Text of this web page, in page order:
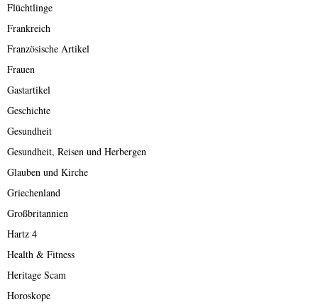
Flüchtlinge
Frankreich
Französische Artikel
Frauen
Gastartikel
Geschichte
Gesundheit
Gesundheit, Reisen und Herbergen
Glauben und Kirche
Griechenland
Großbritannien
Hartz 4
Health & Fitness
Heritage Scam
Horoskope